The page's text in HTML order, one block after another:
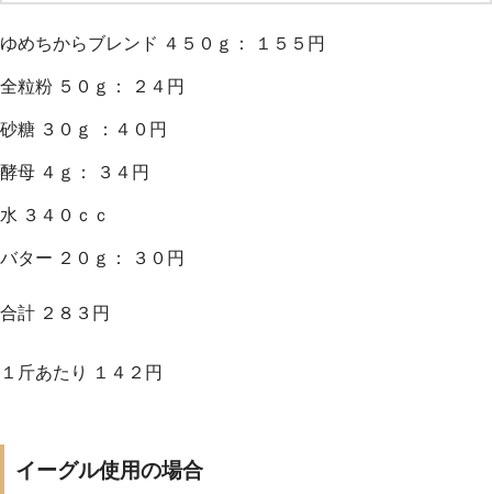
ゆめちからブレンド ４５０ｇ： １５５円
全粒粉 ５０ｇ： ２４円
砂糖 ３０ｇ ：４０円
酵母 ４ｇ： ３４円
水 ３４０ｃｃ
バター ２０ｇ： ３０円
合計 ２８３円
１斤あたり １４２円
イーグル使用の場合